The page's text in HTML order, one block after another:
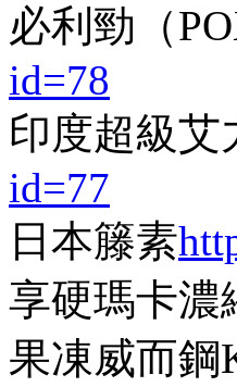
必利勁（
id=78
印度超級艾
id=77
日本籐素
享硬瑪卡濃
果凍威而鋼